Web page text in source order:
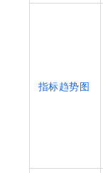
指标趋势图